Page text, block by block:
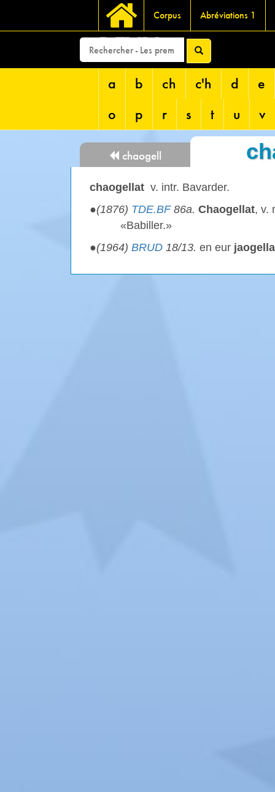
Corpus Abréviations 1
DEVRI
a b ch c'h d
e
o
p r s t u v
chaogell
chaogellat v. intr. Bavarder.
●(1876) TDE.BF86a. Chaogellat, v.
«Babiller.»
●(1964) BRUD 18/13. en eur